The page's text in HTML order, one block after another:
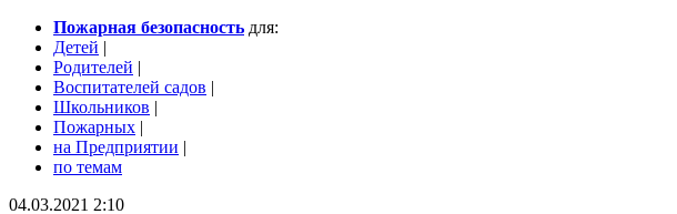
Пожарная безопасность для:
Детей |
Родителей |
Воспитателей садов |
Школьников |
Пожарных |
на Предприятии |
по темам
04.03.2021 2:10